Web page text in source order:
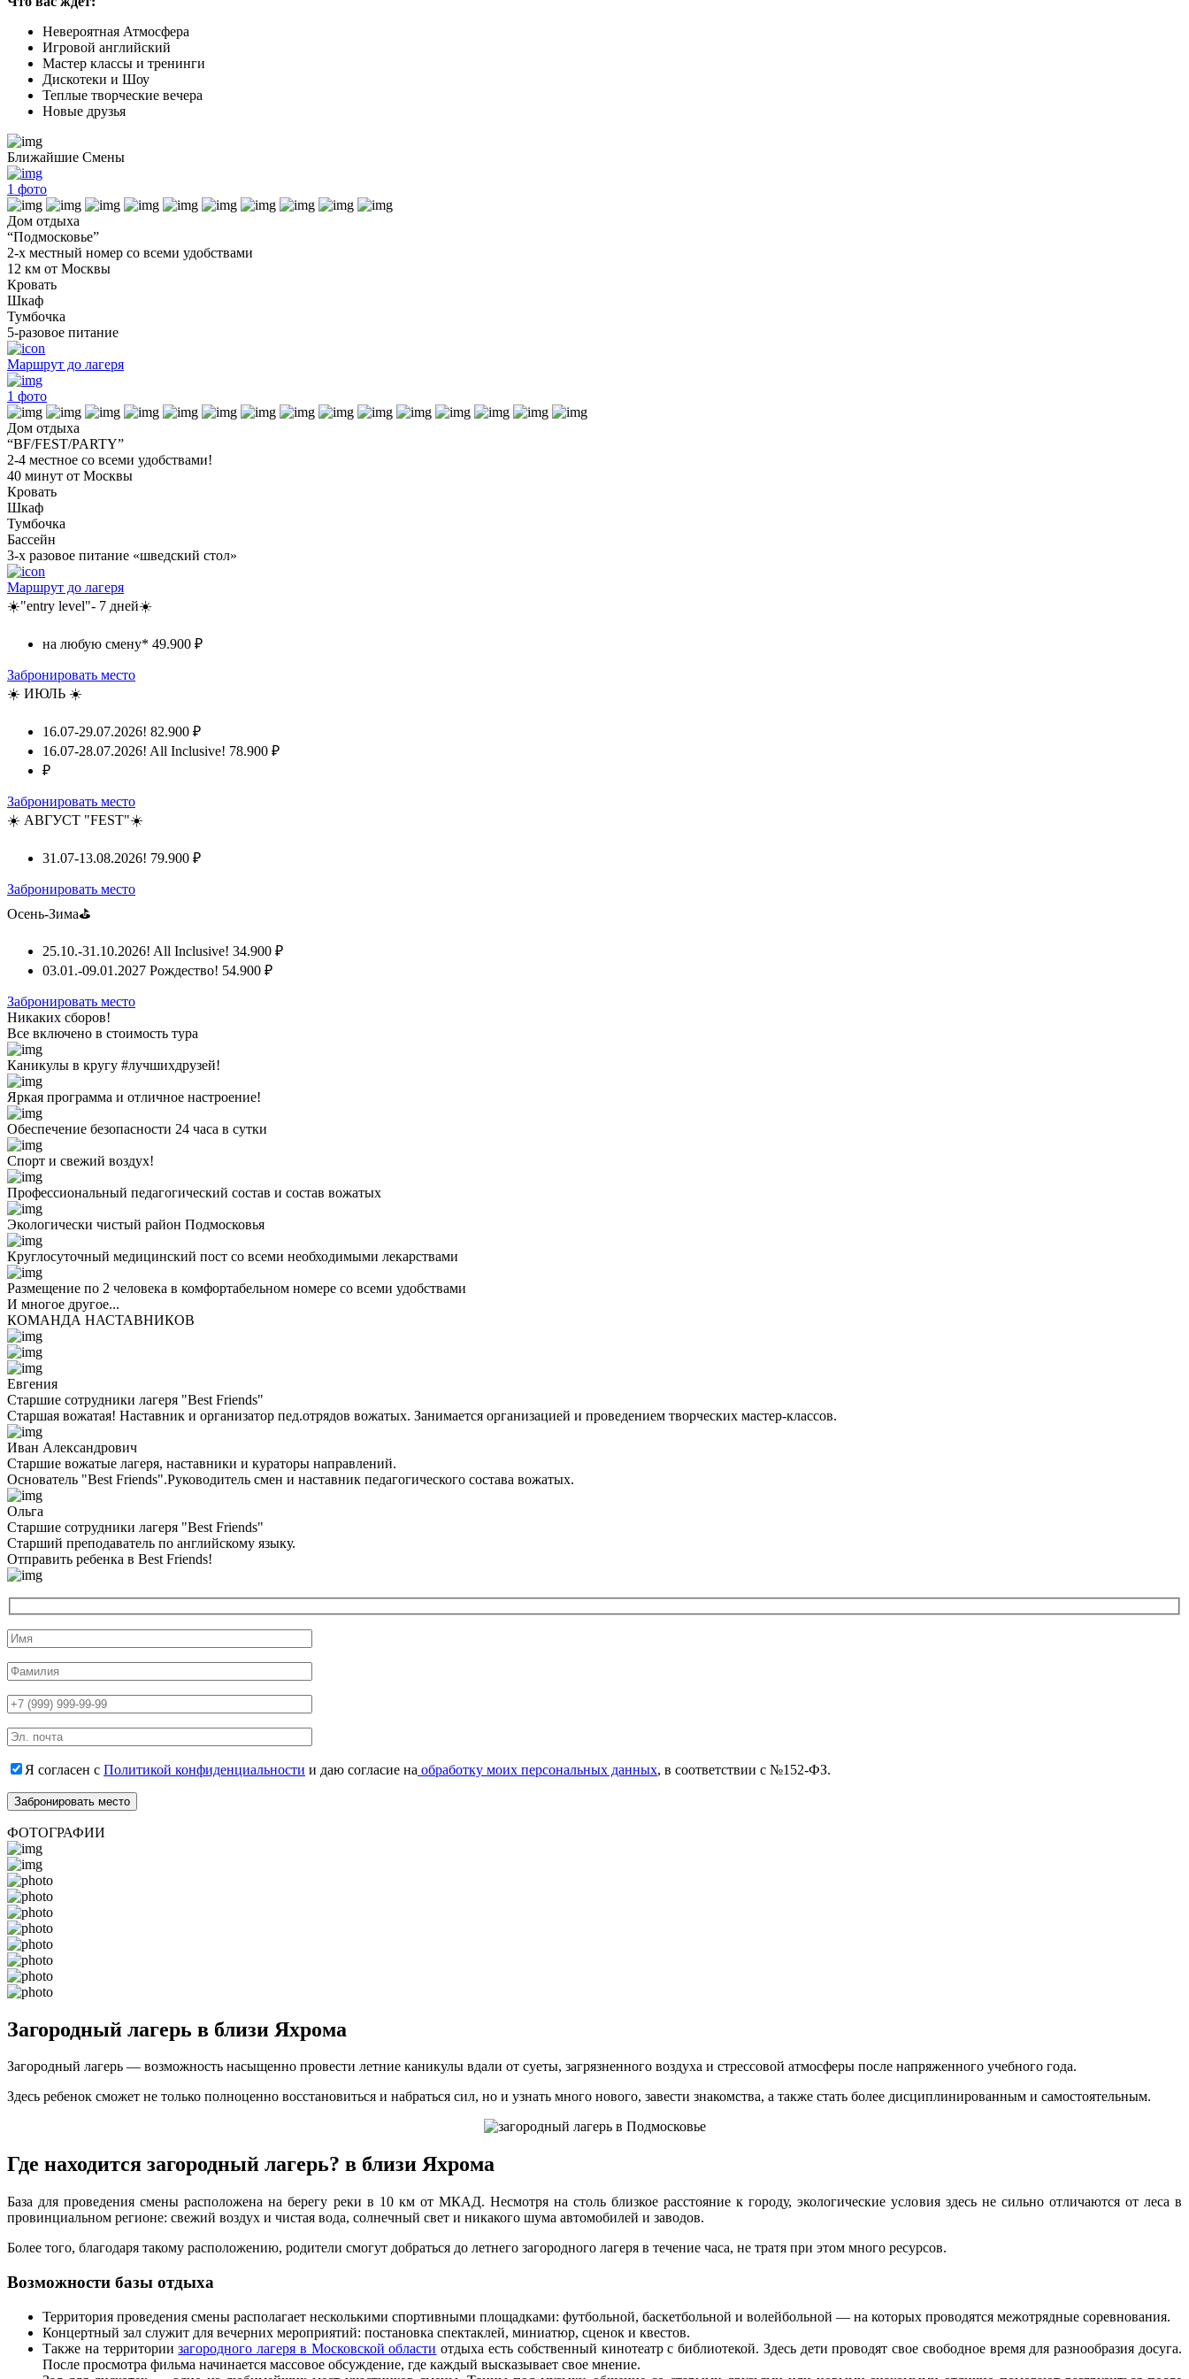
Невероятная Атмосфера
Игровой английский
Мастер классы и тренинги
Дискотеки и Шоу
Теплые творческие вечера
Новые друзья
Ближайшие Смены
1 фото
Дом отдыха
“Подмосковье”
2-х местный номер со всеми удобствами
12 км от Москвы
Кровать
Шкаф
Тумбочка
5-разовое питание
Маршрут до лагеря
1 фото
Дом отдыха
“BF/FEST/PARTY”
2-4 местное со всеми удобствами!
40 минут от Москвы
Кровать
Шкаф
Тумбочка
Бассейн
3-х разовое питание «шведский стол»
Маршрут до лагеря
☀️"entry level"- 7 дней☀️
на любую смену* 49.900 ₽
Забронировать место
☀️ ИЮЛЬ ☀️
16.07-29.07.2026! 82.900 ₽
16.07-28.07.2026! All Inclusive! 78.900 ₽
₽
Забронировать место
☀️ АВГУСТ "FEST"☀️
31.07-13.08.2026! 79.900 ₽
Забронировать место
Осень-Зима⛳
25.10.-31.10.2026! All Inclusive! 34.900 ₽
03.01.-09.01.2027 Рождество! 54.900 ₽
Забронировать место
Никаких сборов!
Все включено в стоимость тура
Каникулы в кругу #лучшихдрузей!
Яркая программа и отличное настроение!
Обеспечение безопасности 24 часа в сутки
Спорт и свежий воздух!
Профессиональный педагогический состав и состав вожатых
Экологически чистый район Подмосковья
Круглосуточный медицинский пост со всеми необходимыми лекарствами
Размещение по 2 человека в комфортабельном номере со всеми удобствами
И многое другое...
КОМАНДА НАСТАВНИКОВ
Евгения
Старшие сотрудники лагеря "Best Friends"
Старшая вожатая! Наставник и организатор пед.отрядов вожатых. Занимается организацией и проведением творческих мастер-классов.
Иван Александрович
Старшие вожатые лагеря, наставники и кураторы направлений.
Основатель "Best Friends".Руководитель смен и наставник педагогического состава вожатых.
Ольга
Старшие сотрудники лагеря "Best Friends"
Cтарший преподаватель по английскому языку.
Отправить ребенка в Best Friends!
Я согласен с Политикой конфиденциальности и даю согласие на обработку моих персональных данных, в соответствии с №152-ФЗ.
ФОТОГРАФИИ
Загородный лагерь в близи Яхрома
Загородный лагерь — возможность насыщенно провести летние каникулы вдали от суеты, загрязненного воздуха и стрессовой атмосферы после напряженного учебного года.
Здесь ребенок сможет не только полноценно восстановиться и набраться сил, но и узнать много нового, завести знакомства, а также стать более дисциплинированным и самостоятельным.
Где находится загородный лагерь? в близи Яхрома
База для проведения смены расположена на берегу реки в 10 км от МКАД. Несмотря на столь близкое расстояние к городу, экологические условия здесь не сильно отличаются от леса в
провинциальном регионе: свежий воздух и чистая вода, солнечный свет и никакого шума автомобилей и заводов.
Более того, благодаря такому расположению, родители смогут добраться до летнего загородного лагеря в течение часа, не тратя при этом много ресурсов.
Возможности базы отдыха
Территория проведения смены располагает несколькими спортивными площадками: футбольной, баскетбольной и волейбольной — на которых проводятся межотрядные соревнования.
Концертный зал служит для вечерних мероприятий: постановка спектаклей, миниатюр, сценок и квестов.
Также на территориизагородного лагеря в Московской области отдыха есть собственный кинотеатр с библиотекой. Здесь дети проводят свое свободное время для разнообразия досуга.
После просмотра фильма начинается массовое обсуждение, где каждый высказывает свое мнение.